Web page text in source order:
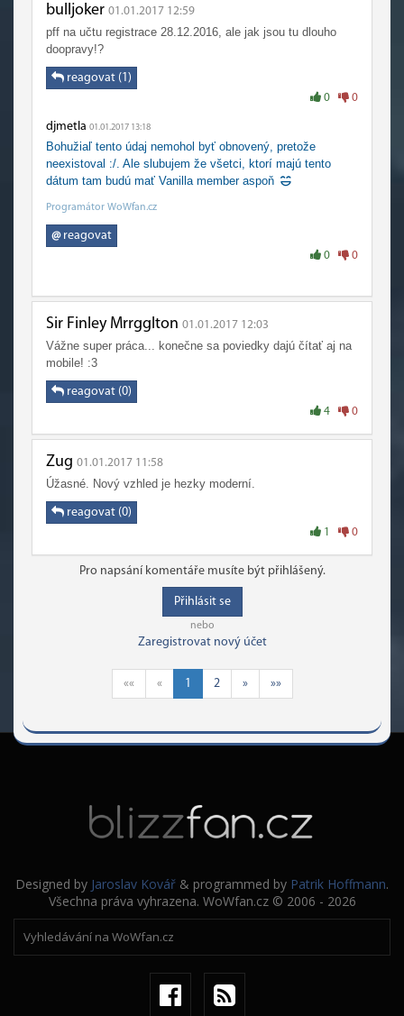
bulljoker 01.01.2017 12:59
pff na učtu registrace 28.12.2016, ale jak jsou tu dlouho
doopravy!?
reagovat (1)
0 0
djmetla 01.01.2017 13:18
Bohužiaľ tento údaj nemohol byť obnovený, pretože
neexistoval :/. Ale slubujem že všetci, ktorí majú tento
dátum tam budú mať Vanilla member aspoň
Programátor WoWfan.cz
@reagovat
0 0
Sir Finley Mrrgglton 01.01.2017 12:03
Vážne super práca... konečne sa poviedky dajú čítať aj na
mobile! :3
reagovat (0)
4 0
Zug 01.01.2017 11:58
Úžasné. Nový vzhled je hezky moderní.
reagovat (0)
1 0
Pro napsání komentáře musíte být přihlášený.
Přihlásit se
nebo
Zaregistrovat nový účet
«« « 1 2 » »»
Designed by Jaroslav Kovář & programmed by Patrik Hoffmann.
Všechna práva vyhrazena. WoWfan.cz © 2006 - 2026